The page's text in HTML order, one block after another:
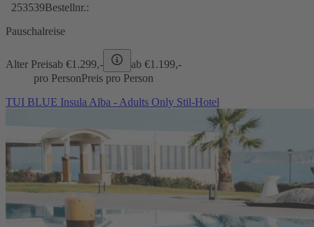
253539Bestellnr.:
Pauschalreise
Alter Preisab €1.299,- ab €1.199,-
pro PersonPreis pro Person
TUI BLUE Insula Alba - Adults Only Stil-Hotel